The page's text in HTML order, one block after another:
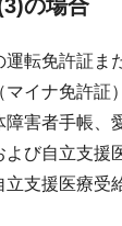
の場合
運転免許証ま
イナ免許証）
障害者手帳、
よび自立支援
立支援医療受